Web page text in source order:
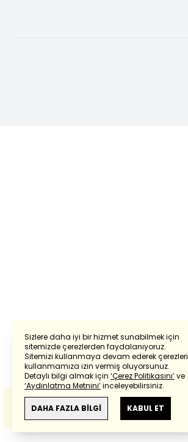
Sizlere daha iyi bir hizmet sunabilmek için
sitemizde çerezlerden faydalanıyoruz.
Sitemizi kullanmaya devam ederek çerezleri
kullanmamıza izin vermiş oluyorsunuz.
Detaylı bilgi almak için ‘Çerez Politikasını’ve
‘Aydınlatma Metnini’inceleyebilirsiniz.
DAHA FAZLA BİLGİ KABUL ET
Powered by Translate
Bu çevirideGoogle Transletekullanılmıştır.
Anlam ve çeviri hatalarından
haberturk.com
sorumlu değildir.